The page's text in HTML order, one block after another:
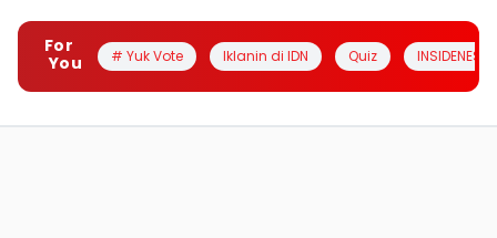
For
You
# Yuk Vote Iklanin di IDN Quiz INSIDENESIA